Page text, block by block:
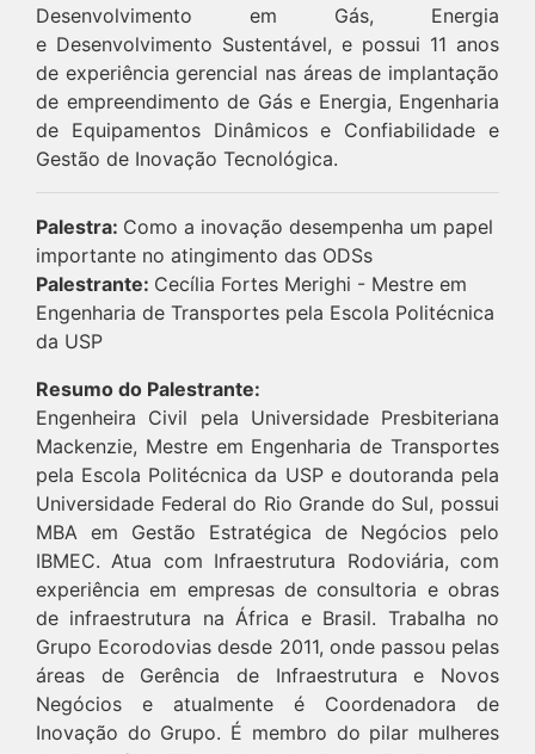
Desenvolvimento em Gás, Energia
e Desenvolvimento Sustentável, e possui 11 anos
de experiência gerencial nas áreas de implantação
de empreendimento de Gás e Energia, Engenharia
de Equipamentos Dinâmicos e Confiabilidade e
Gestão de Inovação Tecnológica.
Palestra: Como a inovação desempenha um papel
importante no atingimento das ODSs
Palestrante: Cecília Fortes Merighi - Mestre em
Engenharia de Transportes pela Escola Politécnica
da USP
Resumo do Palestrante:
Engenheira Civil pela Universidade Presbiteriana
Mackenzie, Mestre em Engenharia de Transportes
pela Escola Politécnica da USP e doutoranda pela
Universidade Federal do Rio Grande do Sul, possui
MBA em Gestão Estratégica de Negócios pelo
IBMEC. Atua com Infraestrutura Rodoviária, com
experiência em empresas de consultoria e obras
de infraestrutura na África e Brasil. Trabalha no
Grupo Ecorodovias desde 2011, onde passou pelas
áreas de Gerência de Infraestrutura e Novos
Negócios e atualmente é Coordenadora de
Inovação do Grupo. É membro do pilar mulheres